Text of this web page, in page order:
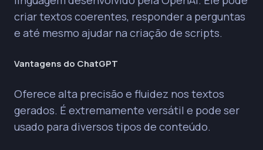
criar textos coerentes, responder a perguntas
e até mesmo ajudar na criação de scripts.
Vantagens do ChatGPT
Oferece alta precisão e fluidez nos textos
gerados. É extremamente versátil e pode ser
usado para diversos tipos de conteúdo.